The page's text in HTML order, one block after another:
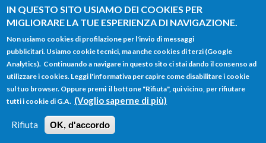
IN QUESTO SITO USIAMO DEI COOKIES PER
MIGLIORARE LA TUE ESPERIENZA DI NAVIGAZIONE.
Non usiamo cookies di profilazione per l'invio di messaggi
pubblicitari. Usiamo cookie tecnici, ma anche cookies di terzi (Google
Analytics). Continuando a navigare in questo sito ci stai dando il consenso ad
utilizzare i cookies. Leggi l'informativa per capire come disabilitare i cookie
sul tuo browser. Oppure premi il bottone "Rifiuta", qui vicino, per rifiutare
tutti i cookie di G.A. (Voglio saperne di più)
Rifiuta OK, d'accordo
Salta al contenuto principale
FORM
DI
RICERCA
Main menu
HOME TUTTI I PROFILI
LOGIN